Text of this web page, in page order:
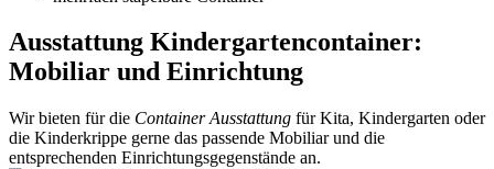
Ausstattung Kindergartencontainer:
Mobiliar und Einrichtung
Wir bieten für die Container Ausstattung für Kita, Kindergarten oder
die Kinderkrippe gerne das passende Mobiliar und die
entsprechenden Einrichtungsgegenstände an.